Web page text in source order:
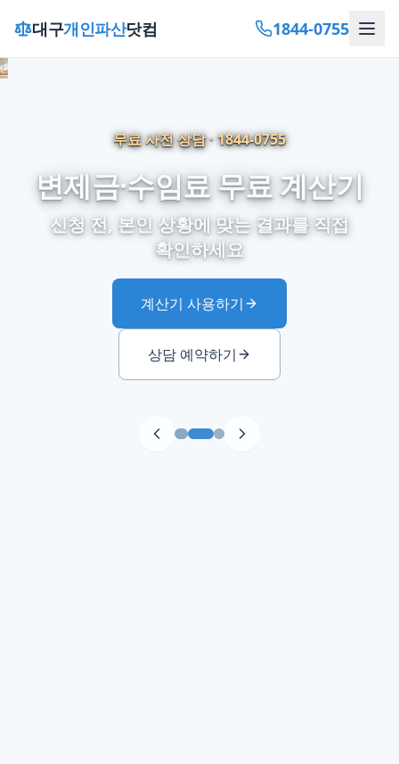
대구개인파산닷컴 1844-0755
0
0
무료 사전 상담 ·1844-0755
변제금·수임료 무료 계산기
신청 전, 본인 상황에 맞는 결과를 직접
확인하세요
계산기 사용하기
상담 예약하기